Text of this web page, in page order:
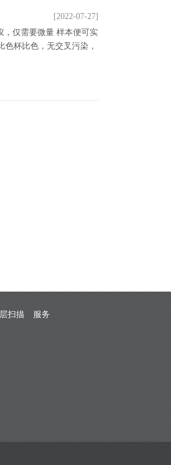
[2022-07-27]
，仅需要微量 样本便可实
杯比色，无交叉污染，
扫描 服务